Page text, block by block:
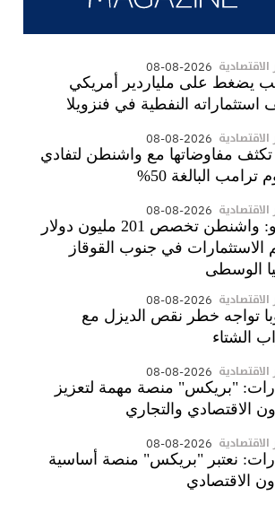
الاقتصادية 08-08-2026
يضغط على ملياردير أمريكي
استثماراته النفطية في فنزويلا
الاقتصادية 08-08-2026
تكثف مفاوضاتها مع واشنطن لتفادي
البالغة 50%
الاقتصادية 08-08-2026
روبيو: واشنطن تخصص 201 مليون دولار
الاستثمارات في جنوب القوقاز
الوسطى
الاقتصادية 08-08-2026
تواجه خطر نقص الديزل مع
الشتاء
الاقتصادية 08-08-2026
"بريكس" منصة مهمة لتعزيز
الاقتصادي والتجاري
الاقتصادية 08-08-2026
نعتبر "بريكس" منصة أساسية
الاقتصادي